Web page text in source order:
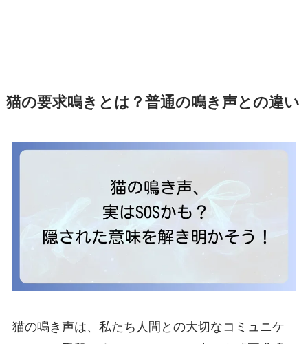
猫の要求鳴きとは？普通の鳴き声との違い
猫の鳴き声は、私たち人間との大切なコミュニケ